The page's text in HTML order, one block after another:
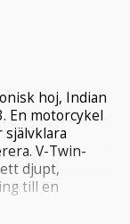
hoj, Indian
En motorcykel
självklara
V-Twin-
djupt,
till en